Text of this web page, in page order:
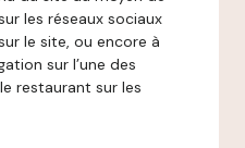
les réseaux sociaux
le site, ou encore à
sur l’une des
restaurant sur les